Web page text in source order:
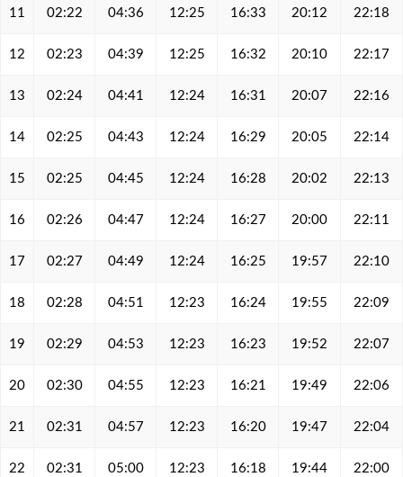
11 02:22 04:36 12:25 16:33 20:12 22:18
12 02:23 04:39 12:25 16:32 20:10 22:17
13 02:24 04:41 12:24 16:31 20:07 22:16
14 02:25 04:43 12:24 16:29 20:05 22:14
15 02:25 04:45 12:24 16:28 20:02 22:13
16 02:26 04:47 12:24 16:27 20:00 22:11
17 02:27 04:49 12:24 16:25 19:57 22:10
18 02:28 04:51 12:23 16:24 19:55 22:09
19 02:29 04:53 12:23 16:23 19:52 22:07
20 02:30 04:55 12:23 16:21 19:49 22:06
21 02:31 04:57 12:23 16:20 19:47 22:04
22 02:31 05:00 12:23 16:18 19:44 22:00